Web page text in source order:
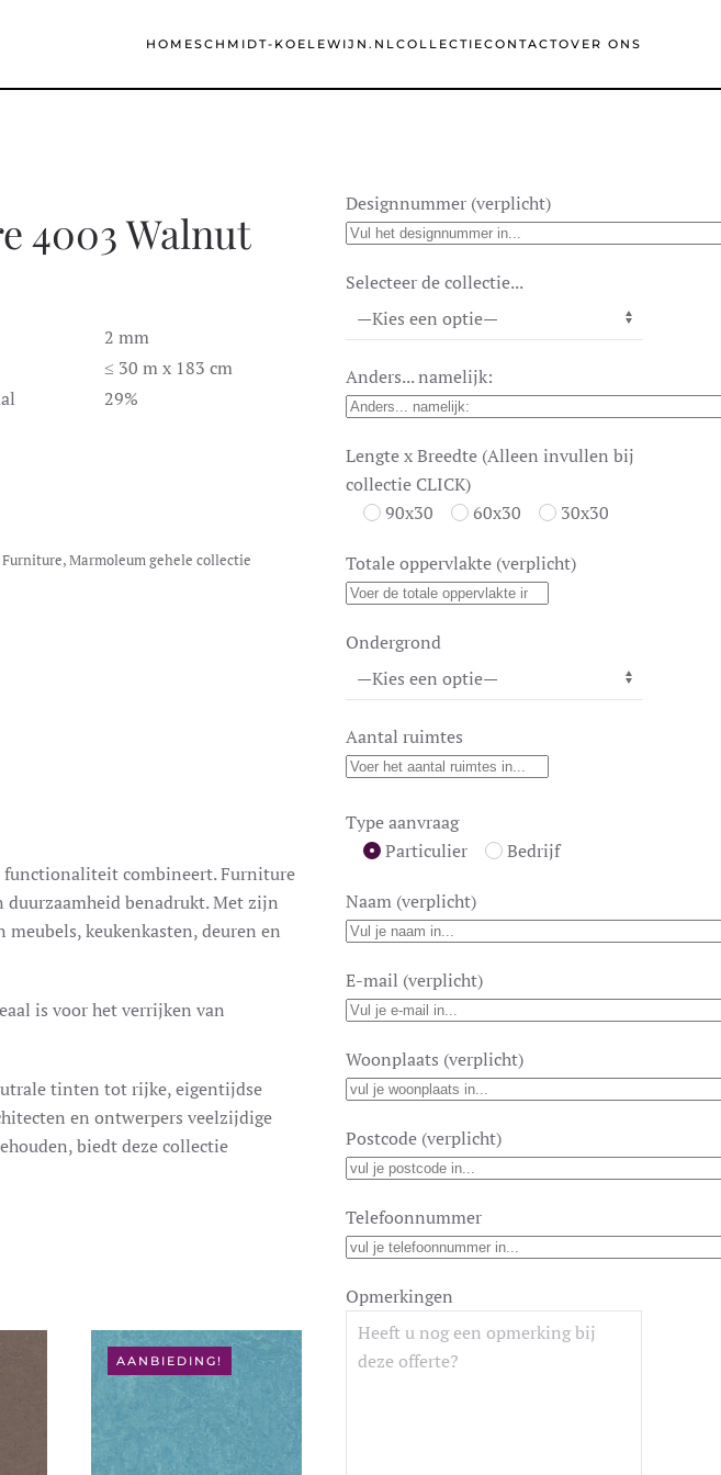
HOMESCHMIDT-KOELEWIJN.NL COLLECTIECONTACTOVER ONS
4003 Walnut
2 mm
≤ 30 m x 183 cm
29%
,Marmoleum gehele collectie
functionaliteit combineert. Furniture
benadrukt. Met zijn
keukenkasten, deuren en
is voor het verrijken van
tinten tot rijke, eigentijdse
en ontwerpers veelzijdige
biedt deze collectie
AANBIEDING!
Designnummer (verplicht)
Selecteer de collectie...
Anders... namelijk:
Lengte x Breedte (Alleen invullen bij
collectie CLICK)
90x30
60x30 30x30
Totale oppervlakte (verplicht)
Ondergrond
Aantal ruimtes
Type aanvraag
Particulier
Bedrijf
Naam (verplicht)
E-mail (verplicht)
Woonplaats (verplicht)
Postcode (verplicht)
Telefoonnummer
Opmerkingen